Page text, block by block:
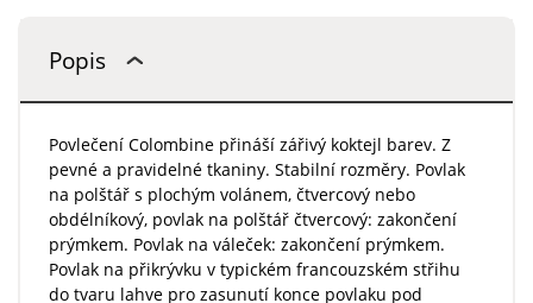
Popis
Povlečení Colombine přináší zářivý koktejl barev. Z
pevné a pravidelné tkaniny. Stabilní rozměry. Povlak
na polštář s plochým volánem, čtvercový nebo
obdélníkový, povlak na polštář čtvercový: zakončení
prýmkem. Povlak na váleček: zakončení prýmkem.
Povlak na přikrývku v typickém francouzském střihu
do tvaru lahve pro zasunutí konce povlaku pod